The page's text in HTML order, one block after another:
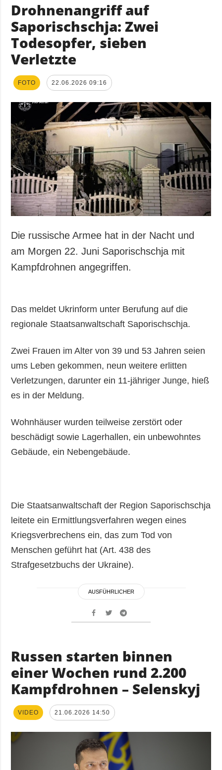
Drohnenangriff auf
Saporischschja: Zwei
Todesopfer, sieben
Verletzte
FOTO 22.06.2026 09:16
Die russische Armee hat in der Nacht und
am Morgen 22. Juni Saporischschja mit
Kampfdrohnen angegriffen.
Das meldet Ukrinform unter Berufung auf die
regionale Staatsanwaltschaft Saporischschja.
Zwei Frauen im Alter von 39 und 53 Jahren seien
ums Leben gekommen, neun weitere erlitten
Verletzungen, darunter ein 11-jähriger Junge, hieß
es in der Meldung.
Wohnhäuser wurden teilweise zerstört oder
beschädigt sowie Lagerhallen, ein unbewohntes
Gebäude, ein Nebengebäude.
Die Staatsanwaltschaft der Region Saporischschja
leitete ein Ermittlungsverfahren wegen eines
Kriegsverbrechens ein, das zum Tod von
Menschen geführt hat (Art. 438 des
Strafgesetzbuchs der Ukraine).
AUSFÜHRLICHER
Russen starten binnen
einer Wochen rund 2.200
Kampfdrohnen – Selenskyj
VIDEO 21.06.2026 14:50